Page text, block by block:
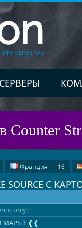
СЕРВЕРОВ
СЕРВЕРЫ
Counter
Франция 16
2 Чехия 2
SOURCE С
only]
MAPS 3 ❰❰